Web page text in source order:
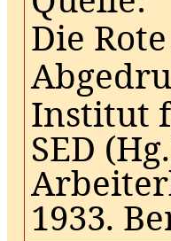
Die
Institut
SED
1933.